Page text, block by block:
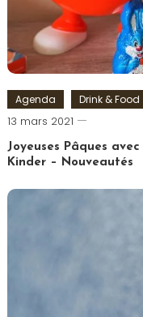
Agenda Drink & Food
13 mars 2021
Romain-
Joyeuses Pâques
Kinder – Nouveautés
Tagged